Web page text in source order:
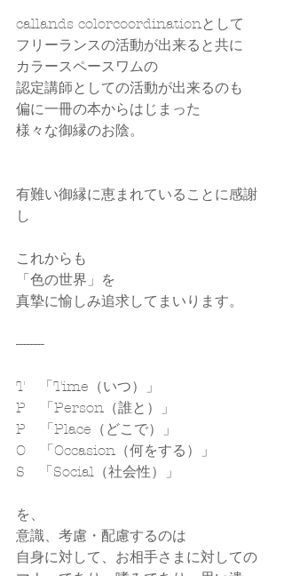
callands colorcoordinationとして
フリーランスの活動が出来ると共に
カラースペースワムの
認定講師としての活動が出来るのも
偏に一冊の本からはじまった
様々な御縁のお陰。
有難い御縁に恵まれていることに感謝
し
これからも
「色の世界」を
真摯に愉しみ追求してまいります。
--------
T　「Time（いつ）」
P　「Person（誰と）」
P　「Place（どこで）」
O　「Occasion（何をする）」
S　「Social（社会性）」
を、
意識、考慮・配慮するのは
自身に対して、お相手さまに対しての